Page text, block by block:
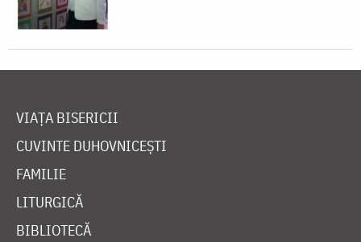
VIAȚA BISERICII
CUVINTE DUHOVNICEȘTI
FAMILIE
LITURGICĂ
BIBLIOTECĂ